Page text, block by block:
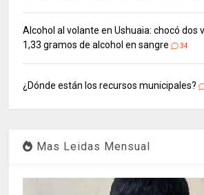
Alcohol al volante en Ushuaia: chocó dos
1,33 gramos de alcohol en sangre
34
¿Dónde están los recursos municipales?
Mas Leidas Mensual